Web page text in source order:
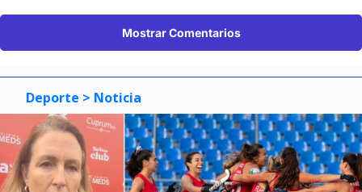
Mostrar Comentarios
Deporte > Noticia